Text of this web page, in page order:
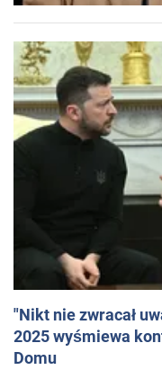
"Nikt nie zwracał
2025 wyśmiewa
Domu